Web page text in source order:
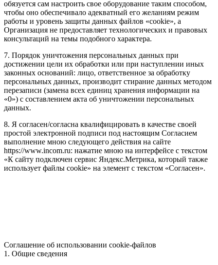
обязуется сам настроить свое оборудование таким способом,
чтобы оно обеспечивало адекватный его желаниям режим
работы и уровень защиты данных файлов «cookie», а
Организация не предоставляет технологических и правовых
консультаций на темы подобного характера.
7. Порядок уничтожения персональных данных при
достижении цели их обработки или при наступлении иных
законных оснований: лицо, ответственное за обработку
персональных данных, производит стирание данных методом
перезаписи (замена всех единиц хранения информации на
«0») с составлением акта об уничтожении персональных
данных.
8. Я согласен/согласна квалифицировать в качестве своей
простой электронной подписи под настоящим Согласием
выполнение мною следующего действия на сайте
https://www.incom.ru: нажатие мною на интерфейсе с текстом
«К сайту подключен сервис Яндекс.Метрика, который также
использует файлы cookie» на элемент с текстом «Согласен».
Соглашение об использовании cookie-файлов
1. Общие сведения